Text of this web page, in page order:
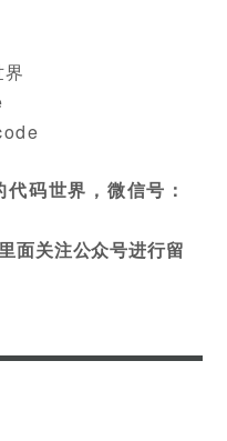
码世界，微信号：
面关注公众号进行留